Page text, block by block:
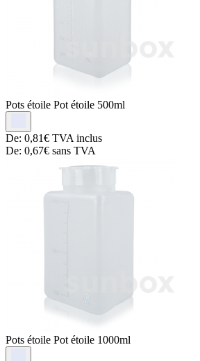
Pots étoile Pot étoile 500ml
De: 0,81€ TVA inclus
De: 0,67€ sans TVA
Pots étoile Pot étoile 1000ml